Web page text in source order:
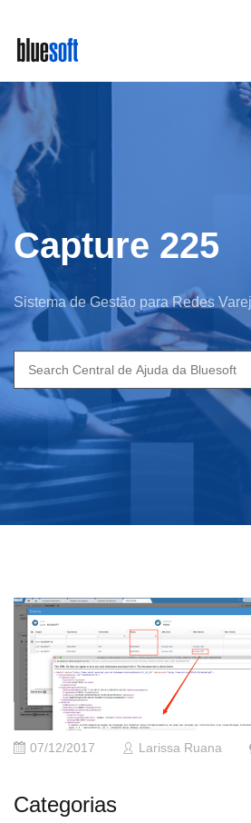
main
content
Capture 225
Sistema de Gestão para Redes
Search
for:
07/12/2017 Larissa Ruana
Categorias